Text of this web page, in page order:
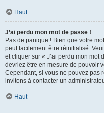
Haut
J’ai perdu mon mot de passe !
Pas de panique ! Bien que votre
peut facilement être réinitialisé.
et cliquer sur « J’ai perdu mon mot
devriez être en mesure de pouvoir
Cependant, si vous ne pouvez pas
invitons à contacter un
Haut